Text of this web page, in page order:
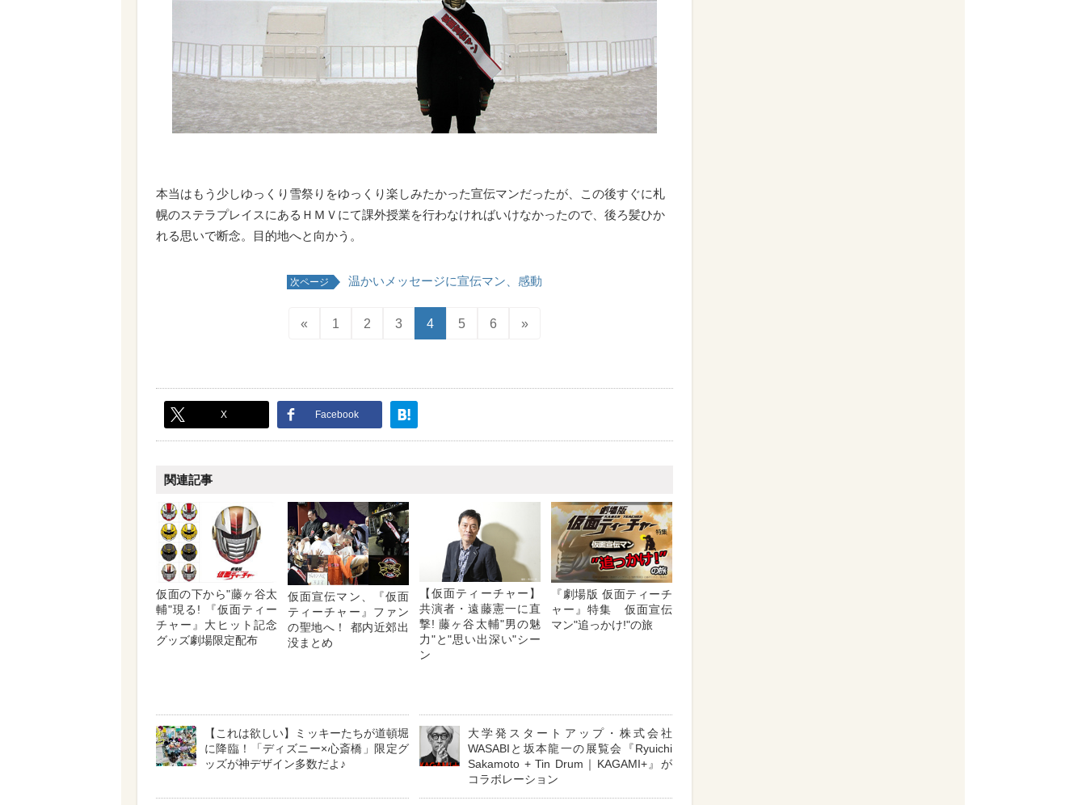
本当はもう少しゆっくり雪祭りをゆっくり楽しみたかった宣伝マンだったが、この後すぐに札
幌のステラプレイスにあるＨＭＶにて課外授業を行わなければいけなかったので、後ろ髪ひか
れる思いで断念。目的地へと向かう。
次ページ 温かいメッセージに宣伝マン、感動
« 1 2 3 4 5 6 »
X Facebook
関連記事
仮面の下から"藤ヶ谷太
輔"現る! 『仮面ティー
チャー』大ヒット記念
グッズ劇場限定配布
仮面宣伝マン、『仮面
ティーチャー』ファン
の聖地へ！ 都内近郊出
没まとめ
【仮面ティーチャー】
共演者・遠藤憲一に直
撃! 藤ヶ谷太輔"男の魅
力"と"思い出深い"シー
ン
『劇場版 仮面ティーチ
ャー』特集 仮面宣伝
マン"追っかけ!"の旅
【これは欲しい】ミッキーたちが道頓堀
に降臨！「ディズニー×心斎橋」限定グ
ッズが神デザイン多数だよ♪
大学発スタートアップ・株式会社
WASABIと坂本龍一の展覧会『Ryuichi
Sakamoto + Tin Drum｜KAGAMI+』が
コラボレーション